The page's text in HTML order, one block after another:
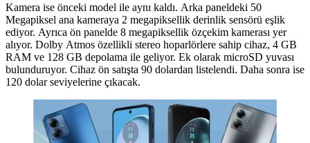
Kamera ise önceki model ile aynı kaldı. Arka paneldeki 50
Megapiksel ana kameraya 2 megapiksellik derinlik sensörü eşlik
ediyor. Ayrıca ön panelde 8 megapiksellik özçekim kamerası yer
alıyor. Dolby Atmos özellikli stereo hoparlörlere sahip cihaz, 4 GB
RAM ve 128 GB depolama ile geliyor. Ek olarak microSD yuvası
bulunduruyor. Cihaz ön satışta 90 dolardan listelendi. Daha sonra ise
120 dolar seviyelerine çıkacak.